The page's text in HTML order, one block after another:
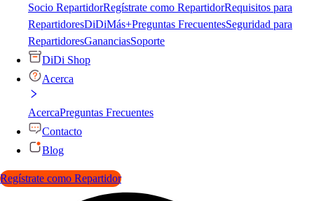
Socio RepartidorRegístrate como RepartidorRequisitos para
RepartidoresDiDiMás+Preguntas FrecuentesSeguridad para
RepartidoresGananciasSoporte
DiDi Shop
Acerca
AcercaPreguntas Frecuentes
Contacto
Blog
Regístrate como Repartidor